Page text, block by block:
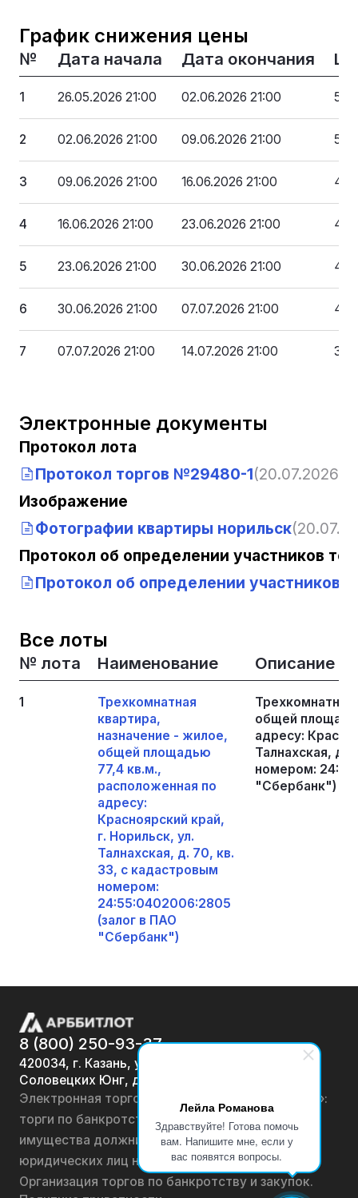
Лейла Романова
Здравствуйте! Готова помочь
вам. Напишите мне, если у
вас появятся вопросы.
График снижения цены
№ Дата начала Дата окончания
1 26.05.2026 21:00 02.06.2026 21:00 5
2 02.06.2026 21:00 09.06.2026 21:00 5
3 09.06.2026 21:00 16.06.2026 21:00 4
4 16.06.2026 21:00 23.06.2026 21:00 4
5 23.06.2026 21:00 30.06.2026 21:00 4
6 30.06.2026 21:00 07.07.2026 21:00 4
7 07.07.2026 21:00 14.07.2026 21:00 3
Электронные документы
Протокол лота
Протокол торгов №29480-1(20.07.2026,
Изображение
Фотографии квартиры норильск
Протокол об определении участников
Протокол об определении участников
Все лоты
№ лота Наименование Описание
1
Трехкомнатная
квартира,
назначение - жилое,
общей площадью
77,4 кв.м.,
расположенная по
адресу:
Красноярский край,
г. Норильск, ул.
Талнахская, д. 70, кв.
33, с кадастровым
номером:
24:55:0402006:2805
(залог в ПАО
"Сбербанк")
общей
адресу:
Талнахская, д.
номером:
"Сбербанк")
8 (800) 250-93-37
420034, г. Казань, ул.
Соловецких Юнг, д. 7
Электронная торговая площадка «АРББИТЛОТ»:
торги по банкротству, лоты по продаже
имущества должников физических лиц и
юридических лиц на онлайн-аукционах.
Организация торгов по банкротству и закупок.